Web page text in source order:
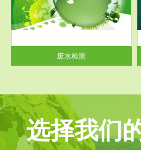
废水检测
检测范围工业废气检测包括有机
废气和无机废气。有机废气主要
包括...
选择我们